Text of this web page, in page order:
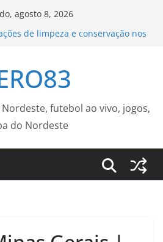
agosto 8, 2026
de limpeza e conservação nos
da Capital para o Dia dos Pais
Veloso embala show
capacita novos agentes para
Maria da Penha – Prefeitura da
Janeiro
futebol ao vivo, jogos,
do Nordeste